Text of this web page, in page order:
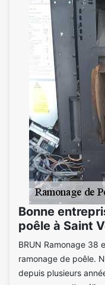
Bonne
poêle à Saint
BRUN Ramonage 38
ramonage de poêle.
depuis plusieurs